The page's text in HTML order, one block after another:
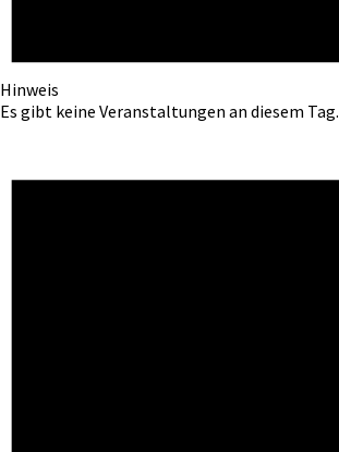
Hinweis
Es gibt keine Veranstaltungen an diesem Tag.